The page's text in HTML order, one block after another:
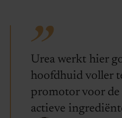
Urea werkt hier
hoofdhuid voller
promotor voor de
actieve